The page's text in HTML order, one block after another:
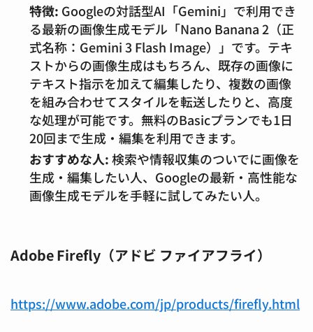
特徴: Googleの対話型AI「Gemini」で利用でき
る最新の画像生成モデル「Nano Banana 2（正
式名称：Gemini 3 Flash Image）」です。テキ
ストからの画像生成はもちろん、既存の画像に
テキスト指示を加えて編集したり、複数の画像
を組み合わせてスタイルを転送したりと、高度
な処理が可能です。無料のBasicプランでも1日
20回まで生成・編集を利用できます。
おすすめな人:検索や情報収集のついでに画像を
生成・編集したい人、Googleの最新・高性能な
画像生成モデルを手軽に試してみたい人。
Adobe Firefly（アドビ ファイアフライ）
https://www.adobe.com/jp/products/firefly.html